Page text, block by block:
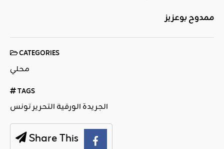
ممدوح بوعزيز
CATEGORIES
محلي
TAGS
الجريدة الورقية التحرير تونس
Share This